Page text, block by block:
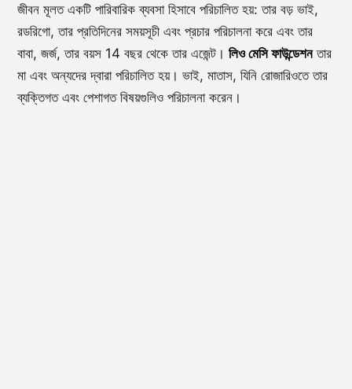
জীবন মূলত একটি পারিবারিক ব্যবসা হিসাবে পরিচালিত হয়: তার বড় ভাই,
রডরিগো, তার প্রতিদিনের সময়সূচী এবং প্রচার পরিচালনা করে এবং তার
বাবা, জর্জ, তার বয়স 14 বছর থেকে তার এজেন্ট। লিও মেসি ফাউন্ডেশনতার
মা এবং অন্যদের দ্বারা পরিচালিত হয়। ভাই, মাতাস, যিনি রোজারিওতে তার
ব্যক্তিগত এবং পেশাগত বিষয়গুলিও পরিচালনা করেন।